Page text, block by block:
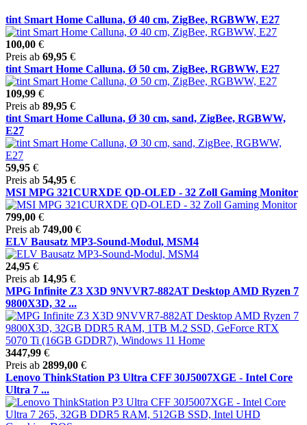
tint Smart Home Calluna, Ø 40 cm, ZigBee, RGBWW, E27
100,00 €
Preis ab 69,95 €
tint Smart Home Calluna, Ø 50 cm, ZigBee, RGBWW, E27
109,99 €
Preis ab 89,95 €
tint Smart Home Calluna, Ø 30 cm, sand, ZigBee, RGBWW,
E27
59,95 €
Preis ab 54,95 €
MSI MPG 321CURXDE QD-OLED - 32 Zoll Gaming Monitor
799,00 €
Preis ab 749,00 €
ELV Bausatz MP3-Sound-Modul, MSM4
24,95 €
Preis ab 14,95 €
MPG Infinite Z3 X3D 9NVVR7-882AT Desktop AMD Ryzen 7
9800X3D, 32 ...
3447,99 €
Preis ab 2899,00 €
Lenovo ThinkStation P3 Ultra CFF 30J5007XGE - Intel Core
Ultra 7 ...